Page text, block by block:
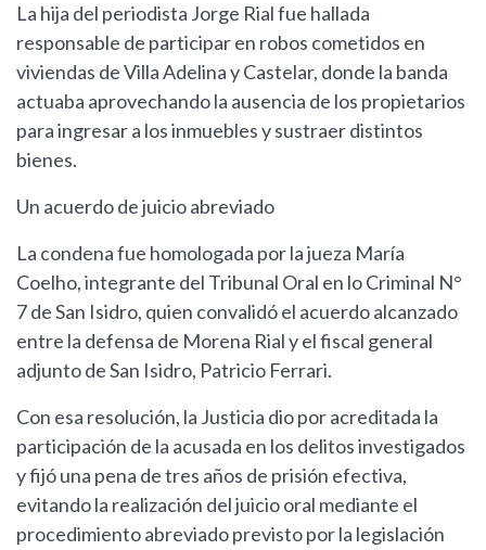
La hija del periodista Jorge Rial fue hallada
responsable de participar en robos cometidos en
viviendas de Villa Adelina y Castelar, donde la banda
actuaba aprovechando la ausencia de los propietarios
para ingresar a los inmuebles y sustraer distintos
bienes.
Un acuerdo de juicio abreviado
La condena fue homologada por la jueza María
Coelho, integrante del Tribunal Oral en lo Criminal N°
7 de San Isidro, quien convalidó el acuerdo alcanzado
entre la defensa de Morena Rial y el fiscal general
adjunto de San Isidro, Patricio Ferrari.
Con esa resolución, la Justicia dio por acreditada la
participación de la acusada en los delitos investigados
y fijó una pena de tres años de prisión efectiva,
evitando la realización del juicio oral mediante el
procedimiento abreviado previsto por la legislación